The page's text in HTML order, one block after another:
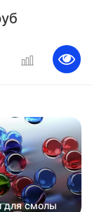
для смолы